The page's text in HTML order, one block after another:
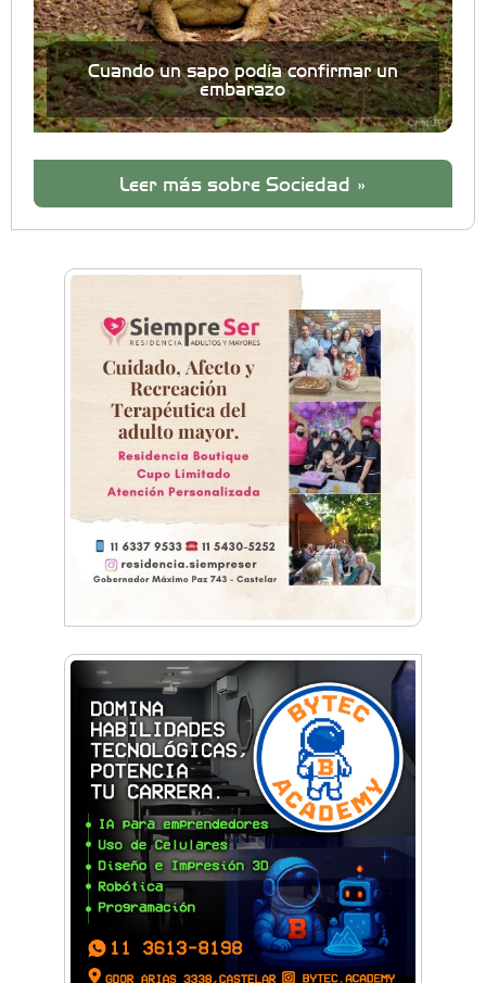
Cuando un sapo podía confirmar un
embarazo
Leer más sobre Sociedad »